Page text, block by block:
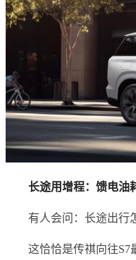
长途用增程：馈电油
有人会问：长途出行
这恰恰是传祺向往